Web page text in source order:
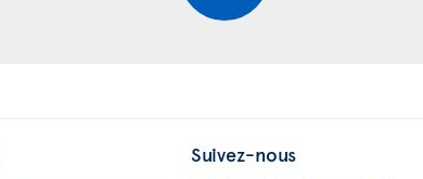
Suivez-nous